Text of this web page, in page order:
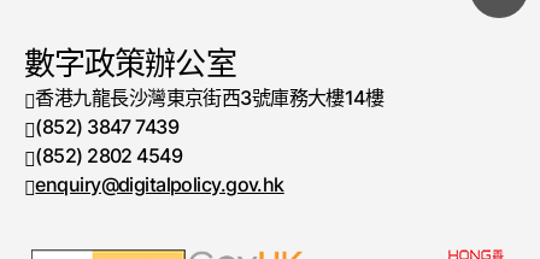
數字政策辦公室
香港九龍長沙灣東京街西3號庫務大樓14樓
電話號碼
(852) 3847 7439
傳真號碼
(852) 2802 4549
enquiry@digitalpolicy.gov.hk